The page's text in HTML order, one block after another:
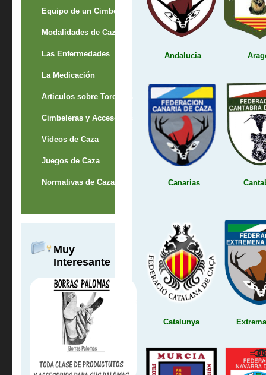
Equipo de un Cimbelero
Modalidades de Caza
Las Enfermedades
La Medicación
Articulos sobre Torcaces
Cimbeleras y Accesorios
Videos de Caza
Juegos de Caza
Normativas de Caza
Muy
Interesante
Andalucia
Canarias
Catalunya